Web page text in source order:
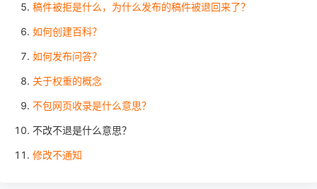
稿件被拒是什么，为什么发布的稿件被退回来了？
如何创建百科？
如何发布问答？
关于权重的概念
不包网页收录是什么意思？
不改不退是什么意思？
修改不通知